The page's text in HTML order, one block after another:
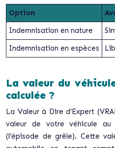
Option
Indemnisation en nature
Indemnisation en espèces
La valeur du
calculée ?
La Valeur à Dire d’Expert
valeur de votre véhicule au
(l’épisode de grêle). Cette